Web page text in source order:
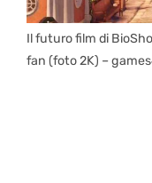
Il futuro film di
fan (foto 2K) –